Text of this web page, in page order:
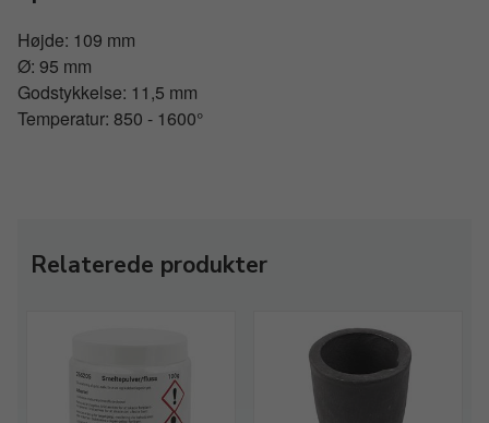
Højde: 109 mm
Ø: 95 mm
Godstykkelse: 11,5 mm
Temperatur: 850 - 1600°
Relaterede produkter